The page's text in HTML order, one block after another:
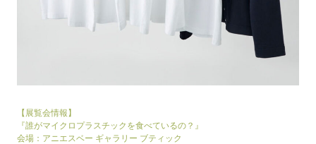
【展覧会情報】
『誰がマイクロプラスチックを食べているの？』
会場：アニエスベー ギャラリー ブティック